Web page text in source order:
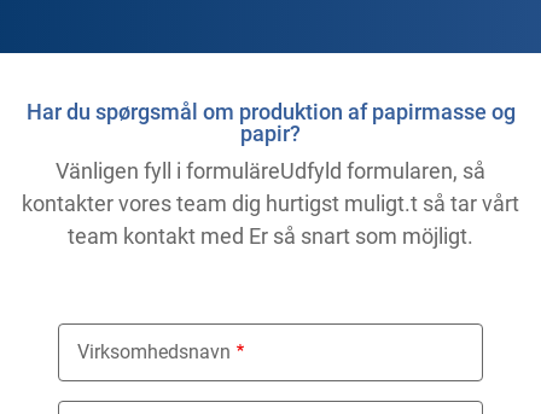
Har du spørgsmål om produktion af papirmasse og
papir?
Vänligen fyll i formuläreUdfyld formularen, så
kontakter vores team dig hurtigst muligt.t så tar vårt
team kontakt med Er så snart som möjligt.
Virksomhedsnavn